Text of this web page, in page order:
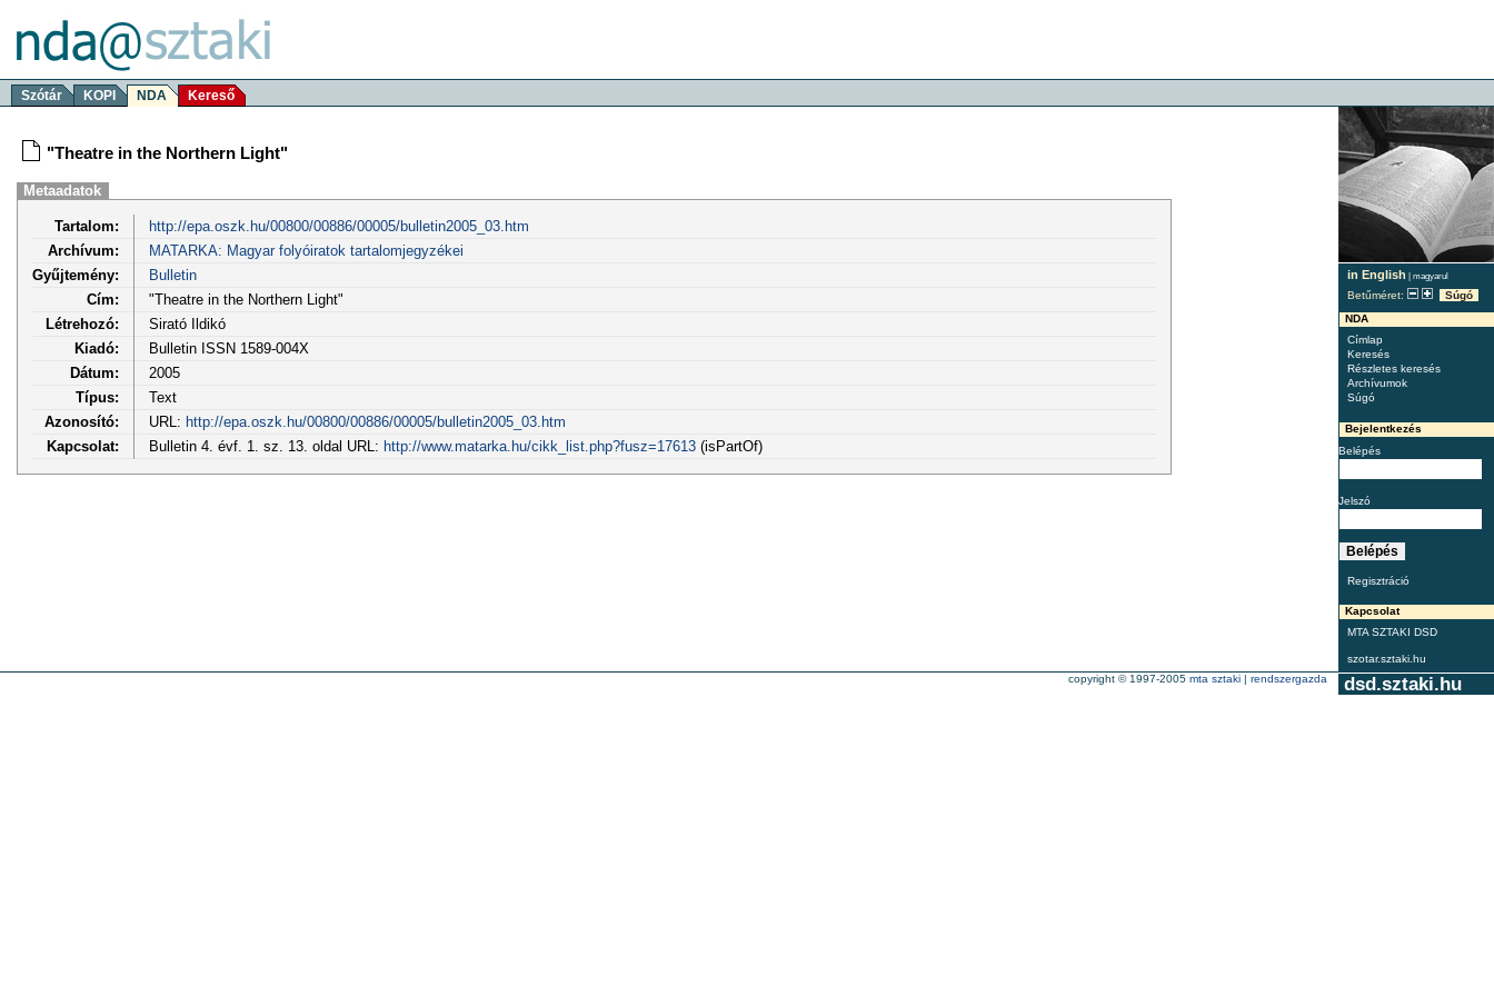
Szótár KOPI NDA Kereső
in English | magyarul
Betűméret:
Súgó
NDA
Címlap
Keresés
Részletes keresés
Archívumok
Súgó
Bejelentkezés
Belépés
Jelszó
Regisztráció
Kapcsolat
MTA SZTAKI DSD
szotar.sztaki.hu
"Theatre in the Northern Light"
Metaadatok
Tartalom:
http://epa.oszk.hu/00800/00886/00005/bulletin2005_03.htm
Archívum:
MATARKA: Magyar folyóiratok tartalomjegyzékei
Gyűjtemény:
Bulletin
Cím:
"Theatre in the Northern Light"
Létrehozó:
Sirató Ildikó
Kiadó:
Bulletin ISSN 1589-004X
Dátum:
2005
Típus:
Text
Azonosító:
URL: http://epa.oszk.hu/00800/00886/00005/bulletin2005_03.htm
Kapcsolat:
Bulletin 4. évf. 1. sz. 13. oldal URL: http://www.matarka.hu/cikk_list.php?fusz=17613(isPartOf)
dsd.sztaki.hu
copyright © 1997-2005 mta sztaki | rendszergazda